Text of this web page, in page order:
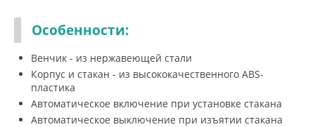
Особенности:
Венчик - из нержавеющей стали
Корпус и стакан - из высококачественного ABS-
пластика
Автоматическое включение при установке стакана
Автоматическое выключение при изъятии стакана